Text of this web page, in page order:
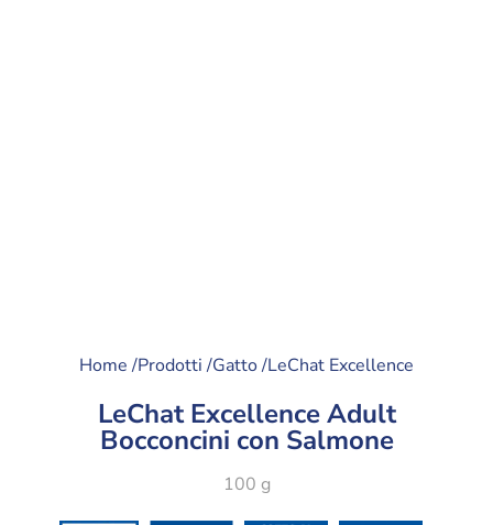
Home /Prodotti /Gatto /LeChat Excellence
LeChat Excellence Adult
Bocconcini con Salmone
100 g